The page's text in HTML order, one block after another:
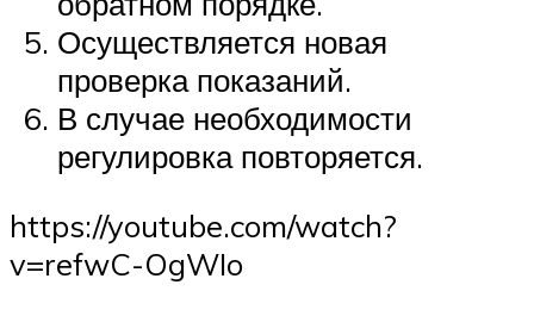
Осуществляется новая
проверка показаний.
В случае необходимости
регулировка повторяется.
https://youtube.com/watch?
v=refwC-OgWIo